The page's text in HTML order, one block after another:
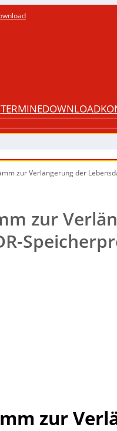
TERMINEDOWNLOAD
zur Verlängerung der
zur
zur